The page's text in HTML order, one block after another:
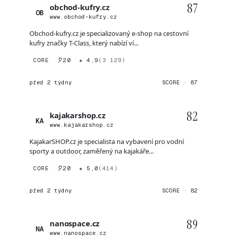
OB
obchod-kufry.cz
www.obchod-kufry.cz
87
Obchod-kufry.cz je specializovaný e-shop na cestovní
kufry značky T-Class, který nabízí ví...
CORE 20 ★ 4,9 (3 129)
před 2 týdny SCORE · 87
KA
kajakarshop.cz
www.kajakarshop.cz
82
KajakarSHOP.cz je specialista na vybavení pro vodní
sporty a outdoor, zaměřený na kajakáře...
CORE 20 ★ 5,0 (414)
před 2 týdny SCORE · 82
NA
nanospace.cz
www.nanospace.cz
89